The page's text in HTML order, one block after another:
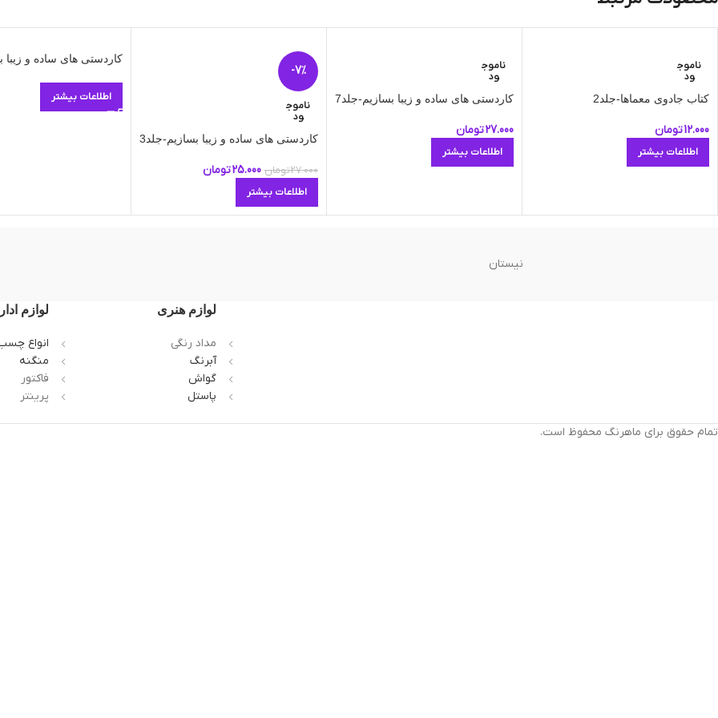
ناموج
ود
کتاب جادوی معماها-جلد2
12.000تومان
اطلاعات بیشتر
ناموج
ود
کاردستی های ساده و زیبا بسازیم-جلد7
27.000تومان
اطلاعات بیشتر
-7%
ناموج
ود
کاردستی های ساده و زیبا بسازیم-جلد3
27.000تومان 25.000تومان
اطلاعات بیشتر
کاردستی های ساده و زیبا
اطلاعات بیشتر
نیستان
لوازم هنری
مداد رنگی
آبرنگ
گواش
پاستل
لوازم
انواع
منگنه
فاکتور
پرینتر
تمام حقوق برای ماهرنگ محفوظ است.